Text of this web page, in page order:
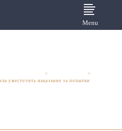
Menu
>
>
ужесточить наказание за попытки